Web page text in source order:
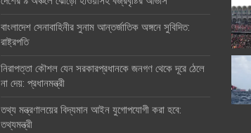
বাংলাদেশ সেনাবাহিনীর সুনাম আন্তর্জাতিক অঙ্গনে সুবিদিত:
রাষ্ট্রপতি
নিরাপত্তা কৌশল যেন সরকারপ্রধানকে জনগণ থেকে দূরে ঠেলে
না দেয়: প্রধানমন্ত্রী
তথ্য মন্ত্রণালয়ের বিদ্যমান আইন যুগোপযোগী করা হবে:
তথ্যমন্ত্রী